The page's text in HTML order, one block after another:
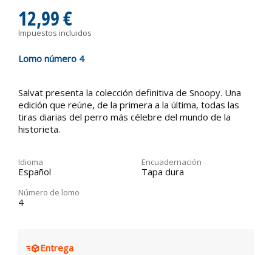
12,99 €
Impuestos incluidos
Lomo número 4
Salvat presenta la colección definitiva de Snoopy. Una
edición que reúne, de la primera a la última, todas las
tiras diarias del perro más célebre del mundo de la
historieta.
Idioma
Español
Encuadernación
Tapa dura
Número de lomo
4
Entrega